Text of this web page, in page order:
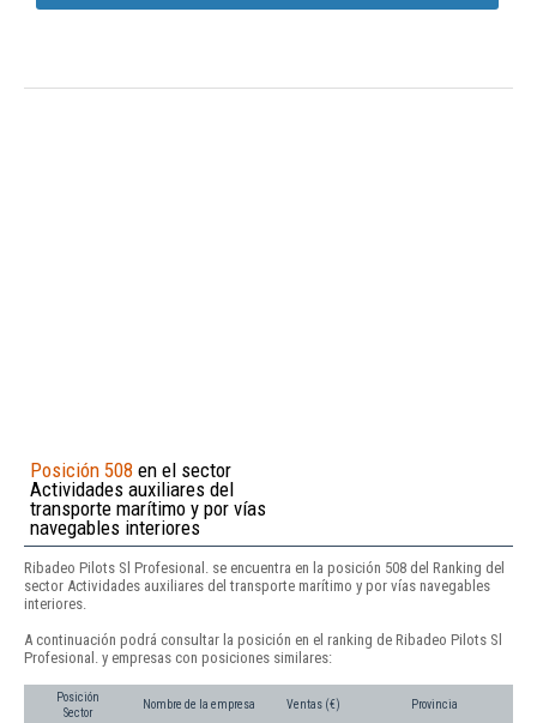
Posición 508 en el sector
Actividades auxiliares del
transporte marítimo y por vías
navegables interiores
Ribadeo Pilots Sl Profesional. se encuentra en la posición 508 del Ranking del
sector Actividades auxiliares del transporte marítimo y por vías navegables
interiores.
A continuación podrá consultar la posición en el ranking de Ribadeo Pilots Sl
Profesional. y empresas con posiciones similares:
Posición
Sector
Nombre de la empresa Ventas (€) Provincia